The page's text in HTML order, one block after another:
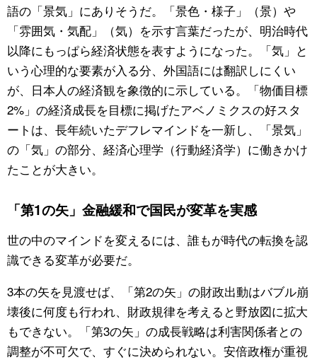
語の「景気」にありそうだ。「景色・様子」（景）や
「雰囲気・気配」（気）を示す言葉だったが、明治時代
以降にもっぱら経済状態を表すようになった。「気」と
いう心理的な要素が入る分、外国語には翻訳しにくい
が、日本人の経済観を象徴的に示している。「物価目標
2%」の経済成長を目標に掲げたアベノミクスの好スタ
ートは、長年続いたデフレマインドを一新し、「景気」
の「気」の部分、経済心理学（行動経済学）に働きかけ
たことが大きい。
「第1の矢」金融緩和で国民が変革を実感
世の中のマインドを変えるには、誰もが時代の転換を認
識できる変革が必要だ。
3本の矢を見渡せば、「第2の矢」の財政出動はバブル崩
壊後に何度も行われ、財政規律を考えると野放図に拡大
もできない。「第3の矢」の成長戦略は利害関係者との
調整が不可欠で、すぐに決められない。安倍政権が重視